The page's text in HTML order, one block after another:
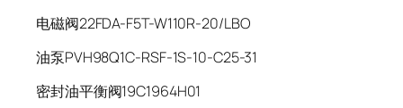
电磁阀22FDA-F5T-W110R-20/LBO
油泵PVH98Q1C-RSF-1S-10-C25-31
密封油平衡阀19C1964H01